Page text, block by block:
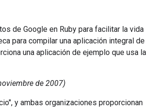
de Google en Ruby para facilitar la vida
para compilar una aplicación integral de
una aplicación de ejemplo que usa la
de 2007)
y ambas organizaciones proporcionan